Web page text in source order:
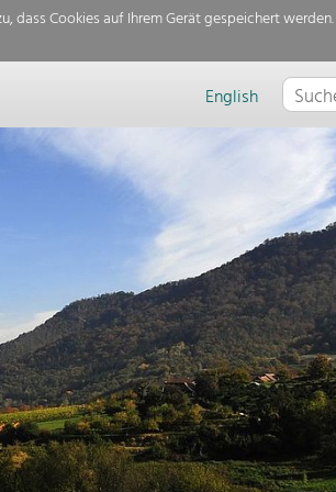
dass Cookies auf Ihrem Gerät gespeichert werden.
English